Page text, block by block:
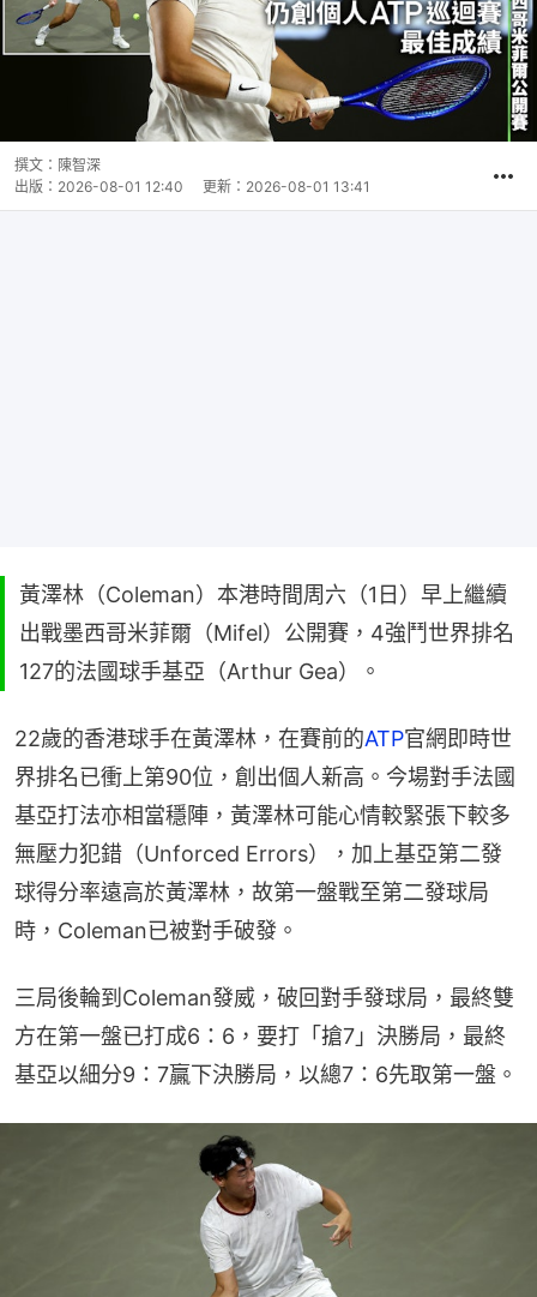
撰文： 陳智深
出版： 2026-08-01 12:40 更新： 2026-08-01 13:41
黃澤林（Coleman）本港時間周六（1日）早上繼續
出戰墨西哥米菲爾（Mifel）公開賽，4強鬥世界排名
127的法國球手基亞（Arthur Gea）。
22歲的香港球手在黃澤林，在賽前的ATP官網即時世
界排名已衝上第90位，創出個人新高。今場對手法國
基亞打法亦相當穩陣，黃澤林可能心情較緊張下較多
無壓力犯錯（Unforced Errors），加上基亞第二發
球得分率遠高於黃澤林，故第一盤戰至第二發球局
時，Coleman已被對手破發。
三局後輪到Coleman發威，破回對手發球局，最終雙
方在第一盤已打成6：6，要打「搶7」決勝局，最終
基亞以細分9：7贏下決勝局，以總7：6先取第一盤。